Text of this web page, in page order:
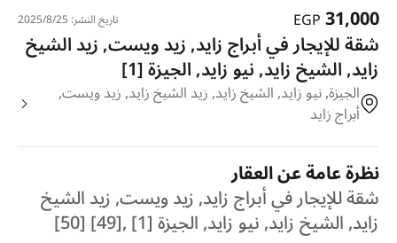
31,000
EGP تاريخ النشر: 25‏‏/8‏‏/2025
شقة للإيجار في أبراج زايد, زيد ويست, زيد الشيخ
زايد, الشيخ زايد, نيو زايد, الجيزة [1]
الجيزة, نيو زايد, الشيخ زايد, زيد الشيخ زايد, زيد ويست,
أبراج زايد
نظرة عامة عن العقار
شقة للإيجار في أبراج زايد, زيد ويست, زيد الشيخ
زايد, الشيخ زايد, نيو زايد, الجيزة [1] ,[49] [50]